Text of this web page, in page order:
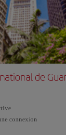
de
connexion